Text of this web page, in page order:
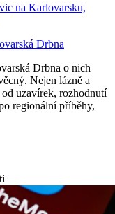
na Karlovarsku,
Drbna
Drbna o nich
Nejen lázně a
uzavírek, rozhodnutí
regionální příběhy,